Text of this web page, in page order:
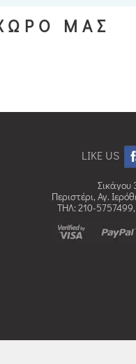
ΜΑΣ
LIKE US
Σικάγου
Περιστέρι, Αγ.
ΤΗΛ: 210-